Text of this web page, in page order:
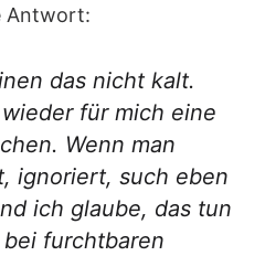
Antwort:
das nicht kalt.
für mich eine
Wenn man
ignoriert, such eben
ich glaube, das tun
furchtbaren